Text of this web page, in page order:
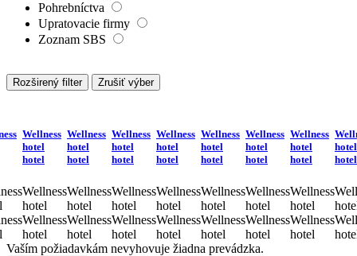
Pohrebníctva
Upratovacie firmy
Zoznam SBS
Rozširený filter Zrušiť výber
Wellness
hotel
hotel
Wellness
hotel
Wellness
hotel
Wellness
hotel
hotel
Wellness
hotel
Wellness
hotel
Wellness
hotel
hotel
Wellness
hotel
Wellness
hotel
Wellness
hotel
hotel
Wellness
hotel
Wellness
hotel
Wellness
hotel
hotel
Wellness
hotel
Wellness
hotel
Wellness
hotel
hotel
Wellness
hotel
Wellness
hotel
Wellness
hotel
hotel
Wellness
hotel
Wellness
hotel
hotel
hotel
Vaším požiadavkám nevyhovuje žiadna prevádzka.